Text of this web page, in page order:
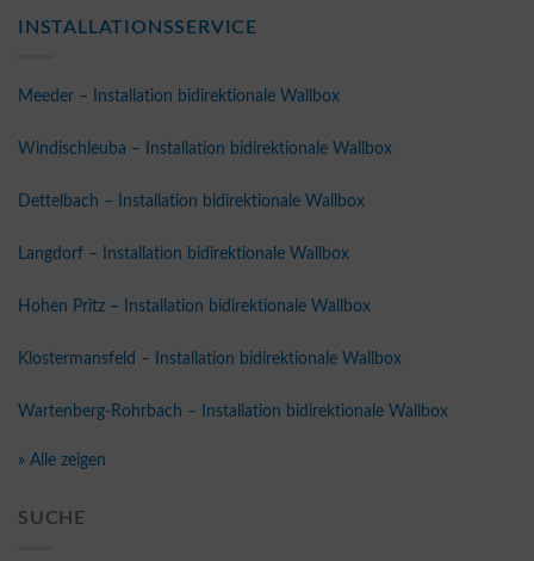
INSTALLATIONSSERVICE
Meeder – Installation bidirektionale Wallbox
Windischleuba – Installation bidirektionale Wallbox
Dettelbach – Installation bidirektionale Wallbox
Langdorf – Installation bidirektionale Wallbox
Hohen Pritz – Installation bidirektionale Wallbox
Klostermansfeld – Installation bidirektionale Wallbox
Wartenberg-Rohrbach – Installation bidirektionale Wallbox
» Alle zeigen
SUCHE